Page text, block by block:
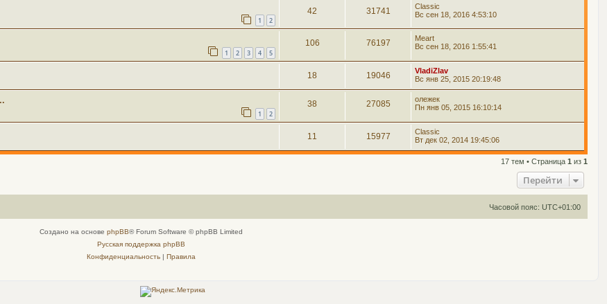
1 2
42 31741
Classic
Вс сен 18, 2016 4:53:10
1 2 3 4 5
106 76197
Meart
Вс сен 18, 2016 1:55:41
18 19046
VladiZlav
Вс янв 25, 2015 20:19:48
1 2
38 27085
олежек
Пн янв 05, 2015 16:10:14
11 15977
Classic
Вт дек 02, 2014 19:45:06
17 тем • Страница 1 из 1
Перейти
Часовой пояс: UTC+01:00
Создано на основе phpBB® Forum Software © phpBB Limited
Русская поддержка phpBB
Конфиденциальность| Правила